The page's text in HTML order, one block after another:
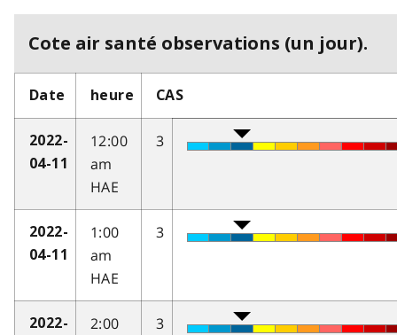
Cote air santé observations (un jour).
Date heure CAS
2022-
04-11
12:00
am
HAE
3
2022-
04-11
1:00
am
HAE
3
2022-
2:00
3